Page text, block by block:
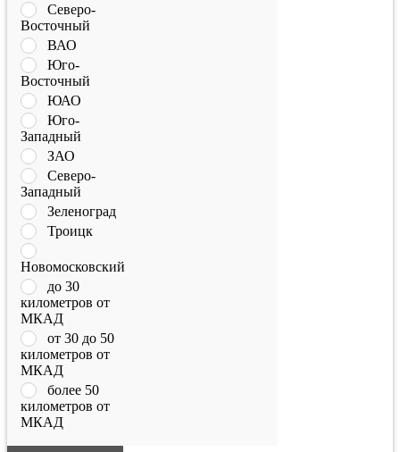
Северо-
Восточный
ВАО
Юго-
Восточный
ЮАО
Юго-
Западный
ЗАО
Северо-
Западный
Зеленоград
Троицк
Новомосковский
до 30
километров от
МКАД
от 30 до 50
километров от
МКАД
более 50
километров от
МКАД